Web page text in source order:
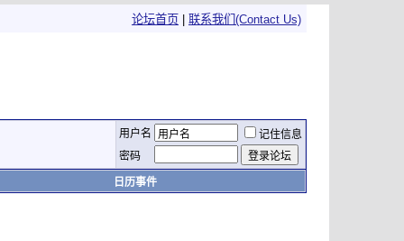
论坛首页 联系我们(Contact Us)
用户名
记住信息
密码
日历事件